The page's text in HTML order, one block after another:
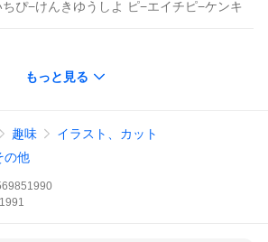
ぴ−けんきゆうしよ ピ−エイチピ−ケンキ
もっと見る
趣味
イラスト、カット
の他